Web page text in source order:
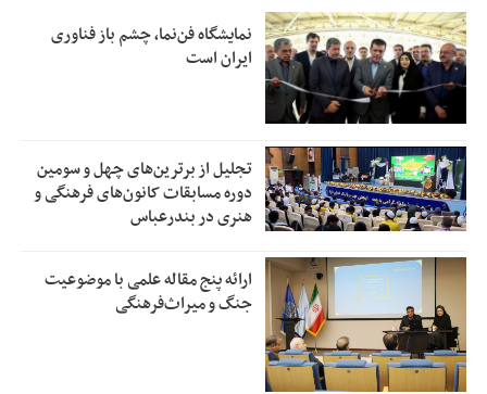
نمایشگاه فن‌نما، چشم باز فناوری
ایران است
تجلیل از بر‌ترین‌های چهل و سومین
دوره مسابقات کانون‌های فرهنگی و
هنری در بندرعباس
ارائه پنج مقاله علمی با موضوعیت
جنگ و میراث‌فرهنگی